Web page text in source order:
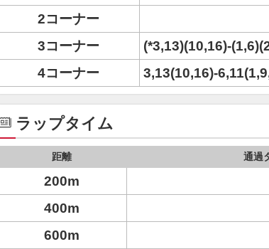
2コーナー
3コーナー
(*3,13)(10,16)-
4コーナー
3,13(10,16)-
ラップタイム
距離 通過
200m
400m
600m